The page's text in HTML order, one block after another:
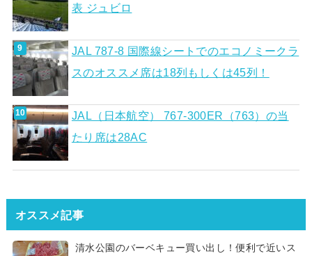
表 ジュビロ
JAL 787-8 国際線シートでのエコノミークラ
スのオススメ席は18列もしくは45列！
JAL（日本航空） 767-300ER（763）の当
たり席は28AC
オススメ記事
清水公園のバーベキュー買い出し！便利で近いス